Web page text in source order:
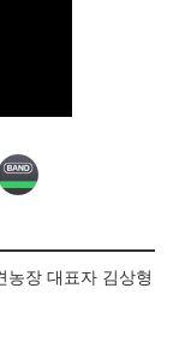
농장 대표자 김상형